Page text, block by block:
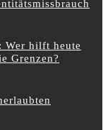
Wer hilft heute
Grenzen?